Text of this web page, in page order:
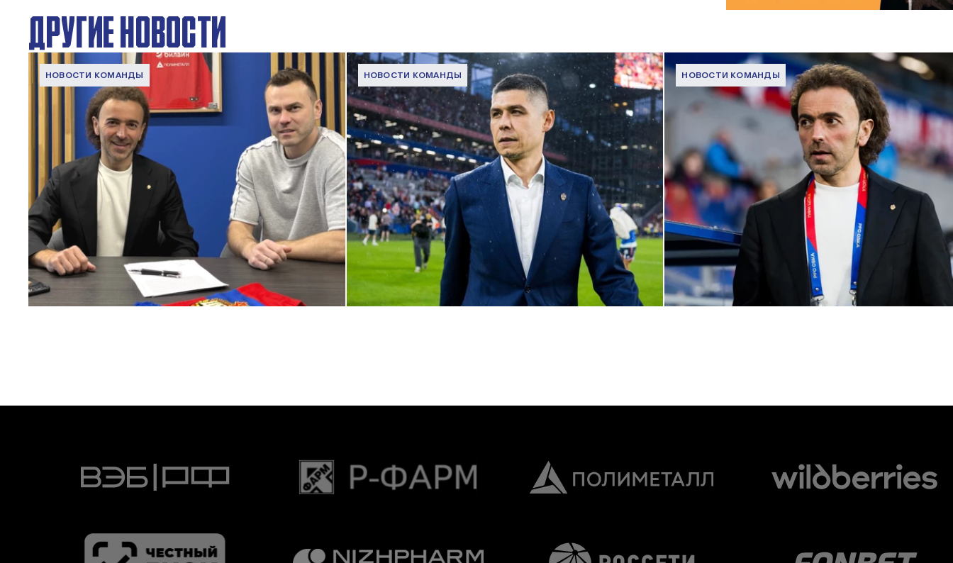
ДРУГИЕ НОВОСТИ
НОВОСТИ КОМАНДЫ
Капитан – с нами!
2 ИЮНЯ 2026 12:55
НОВОСТИ КОМАНДЫ
Дмитрий Игдисамов о формировании тренерского штаба
1 ИЮНЯ 2026 16:57
НОВОСТИ КОМАНДЫ
Комментарий генерального директора ПФК ЦСКА Романа
Бабаева
1 ИЮНЯ 2026 16:45